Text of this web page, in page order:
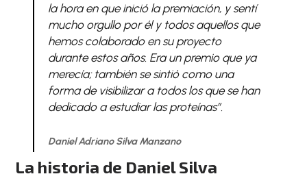
la hora en que inició la premiación, y sentí
mucho orgullo por él y todos aquellos que
hemos colaborado en su proyecto
durante estos años. Era un premio que ya
merecía; también se sintió como una
forma de visibilizar a todos los que se han
dedicado a estudiar las proteínas”.
Daniel Adriano Silva Manzano
La historia de Daniel Silva